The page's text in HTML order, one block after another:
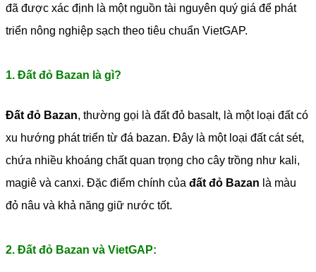
đã được xác định là một nguồn tài nguyên quý giá để phát
triển nông nghiệp sạch theo tiêu chuẩn VietGAP.
1. Đất đỏ Bazan là gì?
Đất đỏ Bazan, thường gọi là đất đỏ basalt, là một loại đất có
xu hướng phát triển từ đá bazan. Đây là một loại đất cát sét,
chứa nhiều khoáng chất quan trọng cho cây trồng như kali,
magiê và canxi. Đặc điểm chính của đất đỏ Bazan là màu
đỏ nâu và khả năng giữ nước tốt.
2. Đất đỏ Bazan và VietGAP: